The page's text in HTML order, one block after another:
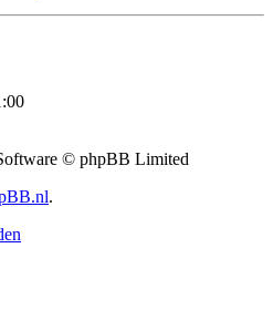
© phpBB Limited
.